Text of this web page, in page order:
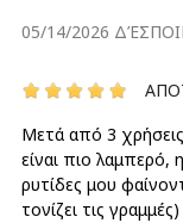
05/14/2026
Μετά από 3
είναι πιο λαμπερό,
ρυτίδες μου
τονίζει τις γραμμές)